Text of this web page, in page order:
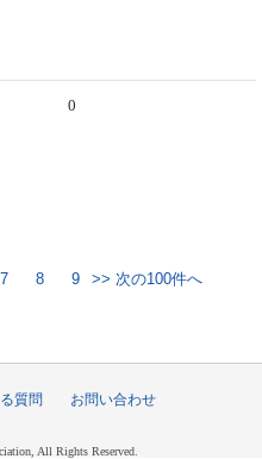
0
7 8 9 >> 次の100件へ
質問 お問い合わせ
All Rights Reserved.